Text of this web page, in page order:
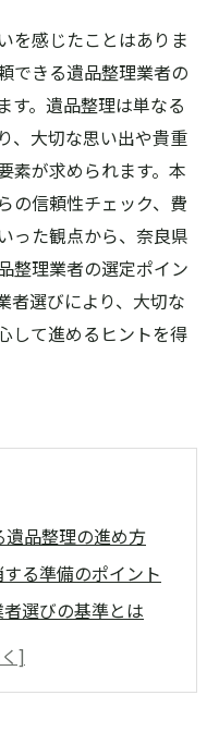
を感じたことはありま
できる遺品整理業者の
す。遺品整理は単なる
、大切な思い出や貴重
素が求められます。本
の信頼性チェック、費
った観点から、奈良県
整理業者の選定ポイン
者選びにより、大切な
して進めるヒントを得
品整理の進め方
る準備のポイント
選びの基準とは
手続きと注意点